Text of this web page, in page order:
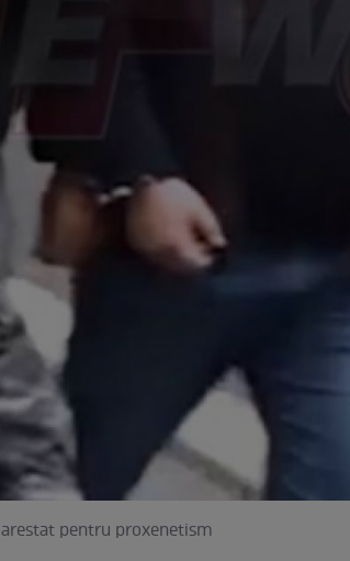
pentru proxenetism